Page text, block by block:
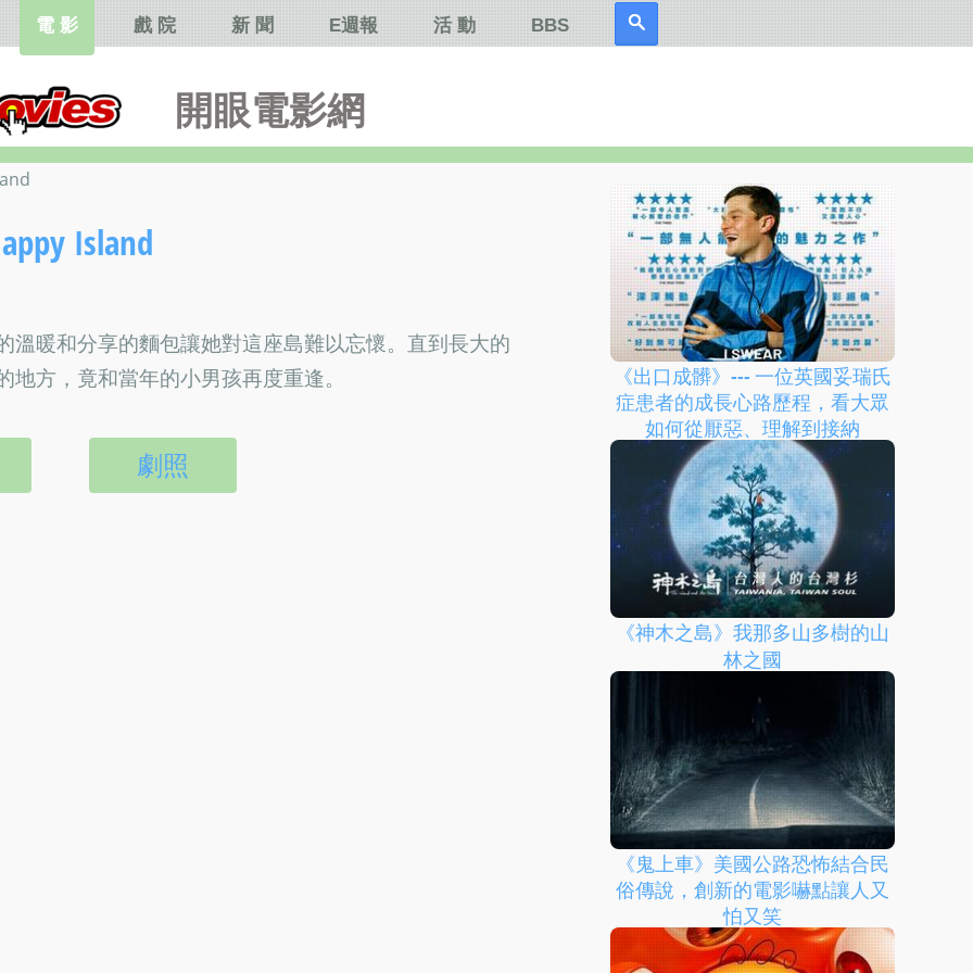
開眼電影網
電 影 戲 院 新 聞 E週報 活 動 BBS
Island
暖和分享的麵包讓她對這座島難以忘懷。直到長大的
方，竟和當年的小男孩再度重逢。
劇照
《出口成髒》--- 一位英國妥瑞氏
症患者的成長心路歷程，看大眾
如何從厭惡、理解到接納
《神木之島》我那多山多樹的山
林之國
《鬼上車》美國公路恐怖結合民
俗傳說，創新的電影嚇點讓人又
怕又笑